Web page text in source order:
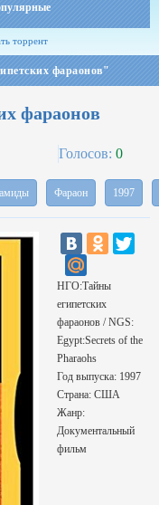
торрент
фараонов"
фараонов
Голосов: 0
Фараон 1997
НГО:Тайны
египетских
фараонов / NGS:
Egypt:Secrets of the
Pharaohs
Год выпуска: 1997
Страна: США
Жанр:
Документальный
фильм